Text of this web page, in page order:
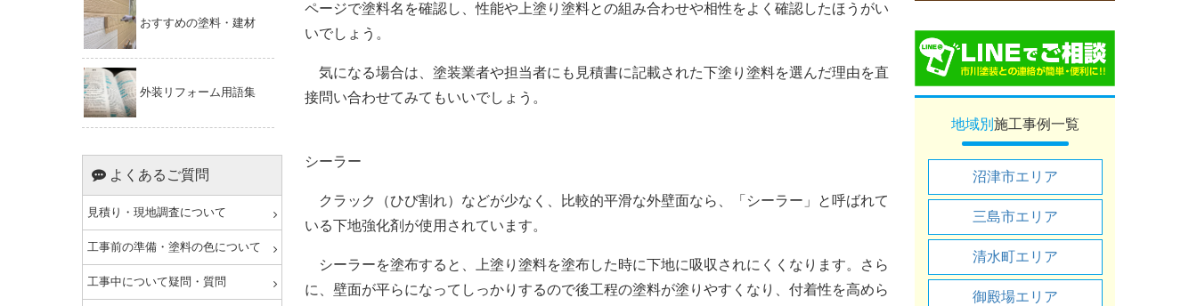
おすすめの塗料・建材
外装リフォーム用語集
よくあるご質問
見積り・現地調査について
工事前の準備・塗料の色について
工事中について疑問・質問
ページで塗料名を確認し、性能や上塗り塗料との組み合わせや相性をよく確認したほうがい
いでしょう。
気になる場合は、塗装業者や担当者にも見積書に記載された下塗り塗料を選んだ理由を直
接問い合わせてみてもいいでしょう。
シーラー
クラック（ひび割れ）などが少なく、比較的平滑な外壁面なら、「シーラー」と呼ばれて
いる下地強化剤が使用されています。
シーラーを塗布すると、上塗り塗料を塗布した時に下地に吸収されにくくなります。さら
に、壁面が平らになってしっかりするので後工程の塗料が塗りやすくなり、付着性を高めら
地域別 施工事例一覧
沼津市エリア
三島市エリア
清水町エリア
御殿場エリア